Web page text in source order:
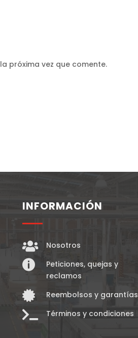
próxima vez que comente.
INFORMACIÓN
 Nosotros

Peticiones, quejas y
reclamos
 Reembolsos y garantías
 Términos y condiciones